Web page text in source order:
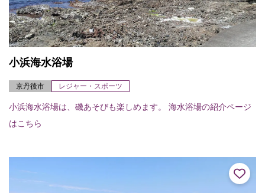
小浜海水浴場
京丹後市 レジャー・スポーツ
小浜海水浴場は、磯あそびも楽しめます。 海水浴場の紹介ページ
はこちら